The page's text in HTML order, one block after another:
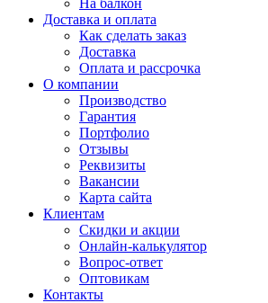
На балкон
Доставка и оплата
Как сделать заказ
Доставка
Оплата и рассрочка
О компании
Производство
Гарантия
Портфолио
Отзывы
Реквизиты
Вакансии
Карта сайта
Клиентам
Скидки и акции
Онлайн-калькулятор
Вопрос-ответ
Оптовикам
Контакты